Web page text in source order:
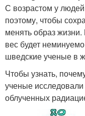
С возрастом у
поэтому, чтобы
менять образ
вес будет
шведские ученые в
Чтобы узнать,
ученые
облученных